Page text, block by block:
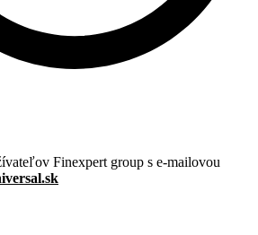
Finexpert group s e-mailovou